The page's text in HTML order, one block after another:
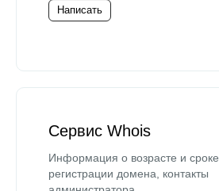
Написать
Сервис Whois
Информация о возрасте и сроке
регистрации домена, контакты